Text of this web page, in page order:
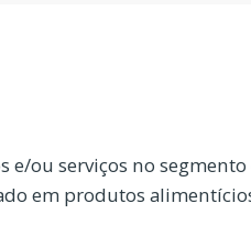
e/ou serviços no segmento
em produtos